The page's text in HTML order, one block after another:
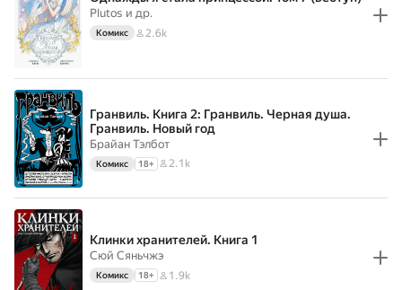
Plutos и др.
Комикс 2.6k
Гранвиль. Книга 2: Гранвиль. Черная душа.
Гранвиль. Новый год
Брайан Тэлбот
Комикс 18+ 2.1k
Клинки хранителей. Книга 1
Сюй Сяньчжэ
Комикс 18+ 1.9k